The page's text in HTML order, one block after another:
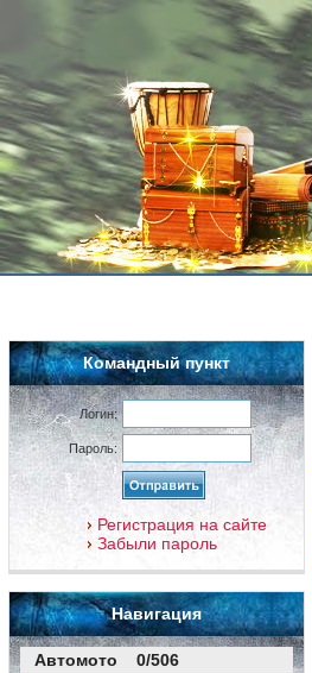
Командный пункт
Логин:
Пароль:
Регистрация на сайте
Забыли пароль
Навигация
Автомото 0/506